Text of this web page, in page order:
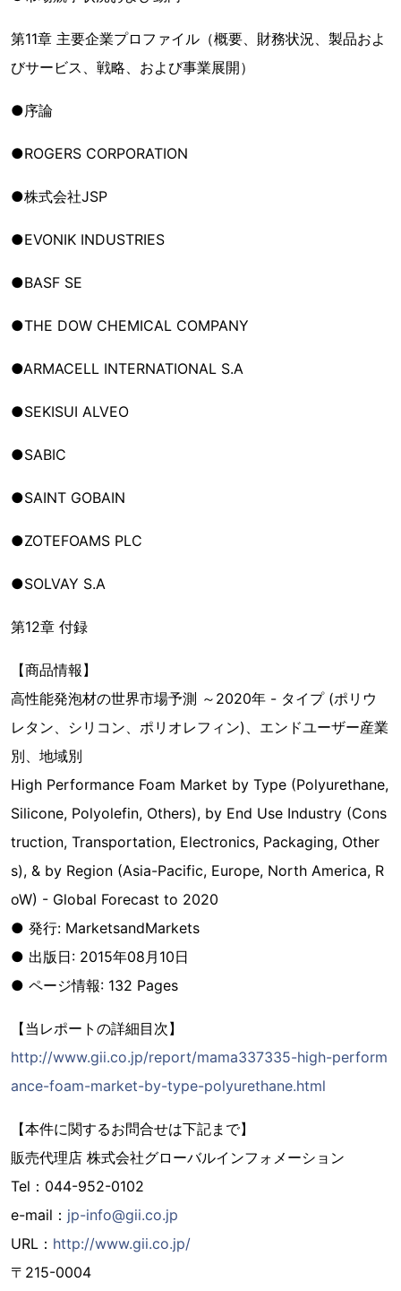
第11章 主要企業プロファイル（概要、財務状況、製品およ
びサービス、戦略、および事業展開）
●序論
●ROGERS CORPORATION
●株式会社JSP
●EVONIK INDUSTRIES
●BASF SE
●THE DOW CHEMICAL COMPANY
●ARMACELL INTERNATIONAL S.A
●SEKISUI ALVEO
●SABIC
●SAINT GOBAIN
●ZOTEFOAMS PLC
●SOLVAY S.A
第12章 付録
【商品情報】
高性能発泡材の世界市場予測 ～2020年 - タイプ (ポリウ
レタン、シリコン、ポリオレフィン)、エンドユーザー産業
別、地域別
High Performance Foam Market by Type (Polyurethane,
Silicone, Polyolefin, Others), by End Use Industry (Cons
truction, Transportation, Electronics, Packaging, Other
s), & by Region (Asia-Pacific, Europe, North America, R
oW) - Global Forecast to 2020
● 発行: MarketsandMarkets
● 出版日: 2015年08月10日
● ページ情報: 132 Pages
【当レポートの詳細目次】
http://www.gii.co.jp/report/mama337335-high-perform
ance-foam-market-by-type-polyurethane.html
【本件に関するお問合せは下記まで】
販売代理店 株式会社グローバルインフォメーション
Tel：044-952-0102
e-mail： jp-info@gii.co.jp
URL： http://www.gii.co.jp/
〒215-0004